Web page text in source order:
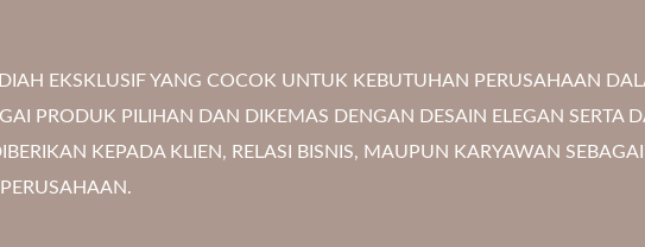
EKSKLUSIF YANG COCOK UNTUK KEBUTUHAN PERUSAHAAN
PRODUK PILIHAN DAN DIKEMAS DENGAN DESAIN ELEGAN SERTA
KEPADA KLIEN, RELASI BISNIS, MAUPUN KARYAWAN SEBAGAI